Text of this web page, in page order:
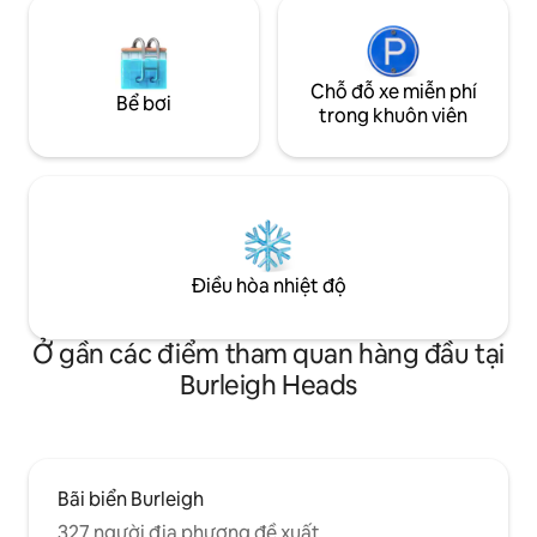
Bể bơi
Chỗ đỗ xe miễn phí
trong khuôn viên
Điều hòa nhiệt độ
Ở gần các điểm tham quan hàng đầu tại
Burleigh Heads
Bãi biển Burleigh